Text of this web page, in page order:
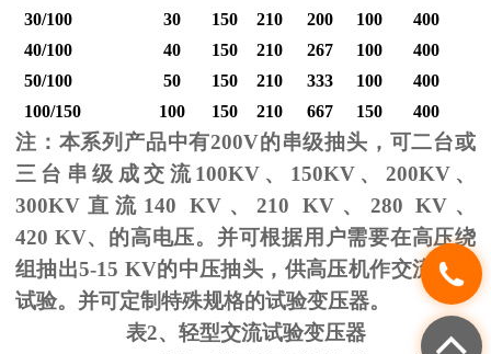
30/100
30 150 210 200 100 400
40/100
40 150 210 267 100 400
50/100
50 150 210 333 100 400
100/150
100 150 210 667 150 400
注：本系列产品中有200V的串级抽头，可二台或
三台串级成交流100KV、 150KV、 200KV、
300KV 直流 140 KV、210 KV 、 280 KV 、
420 KV、的高电压。并可根据用户需要在高压绕
组抽出5-15 KV的中压抽头，供高压机作交流耐压
试验。并可定制特殊规格的试验变压器。
表2、轻型交流试验变压器